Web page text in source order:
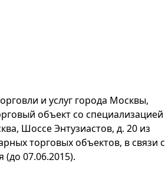
и услуг города Москвы,
объект со специализацией
Шоссе Энтузиастов, д. 20 из
торговых объектов, в связи с
07.06.2015).